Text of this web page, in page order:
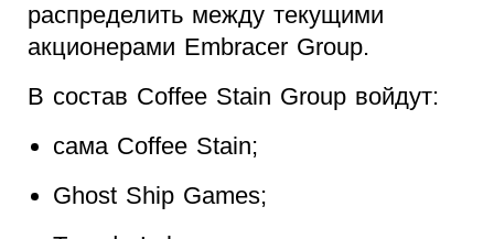
распределить между текущими
акционерами Embracer Group.
В состав Coffee Stain Group войдут:
сама Coffee Stain;
Ghost Ship Games;